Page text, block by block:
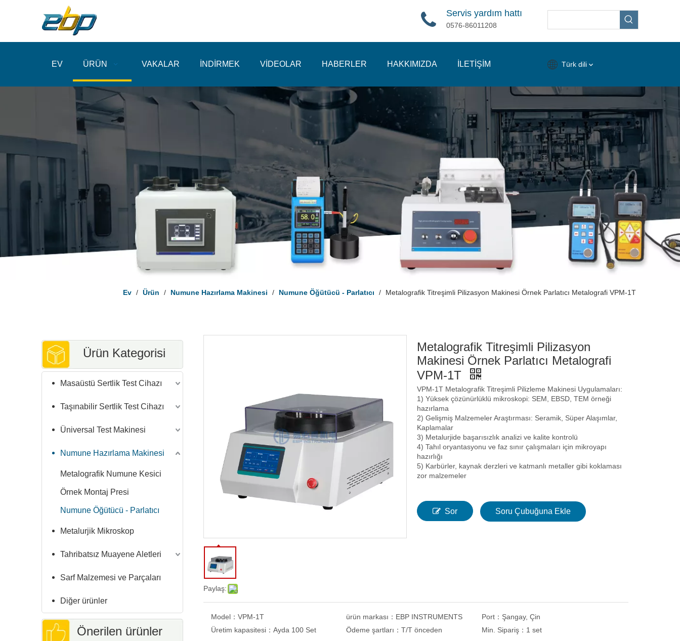
Servis yardım hattı
0576-86011208
EV ÜRÜN VAKALAR İNDİRMEK VİDEOLAR HABERLER HAKKIMIZDA İLETİŞİM Türk dili
Ev / Ürün / Numune Hazırlama Makinesi / Numune Öğütücü - Parlatıcı / Metalografik Titreşimli Pilizasyon Makinesi Örnek Parlatıcı Metalografi VPM-1T
Ürün Kategorisi
Masaüstü Sertlik Test Cihazı
Taşınabilir Sertlik Test Cihazı
Üniversal Test Makinesi
Numune Hazırlama Makinesi
Metalografik Numune Kesici
Örnek Montaj Presi
Numune Öğütücü - Parlatıcı
Metalurjik Mikroskop
Tahribatsız Muayene Aletleri
Sarf Malzemesi ve Parçaları
Diğer ürünler
Önerilen ürünler
Paylaş:
Metalografik Titreşimli Pilizasyon
Makinesi Örnek Parlatıcı Metalografi
VPM-1T
VPM-1T Metalografik Titreşimli Pilizleme Makinesi Uygulamaları:
1) Yüksek çözünürlüklü mikroskopi: SEM, EBSD, TEM örneği
hazırlama
2) Gelişmiş Malzemeler Araştırması: Seramik, Süper Alaşımlar,
Kaplamalar
3) Metalurjide başarısızlık analizi ve kalite kontrolü
4) Tahıl oryantasyonu ve faz sınır çalışmaları için mikroyapı
hazırlığı
5) Karbürler, kaynak derzleri ve katmanlı metaller gibi koklaması
zor malzemeler
Sor Soru Çubuğuna Ekle
Model： VPM-1T ürün markası： EBP INSTRUMENTS Port： Şangay, Çin
Üretim kapasitesi： Ayda 100 Set Ödeme şartları：T/T önceden Min. Sipariş： 1 set